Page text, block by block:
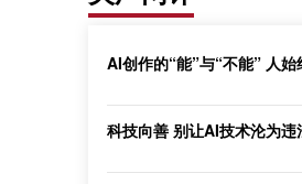
AI创作的“能”与“不能” 人始
科技向善 别让AI技术沦为违